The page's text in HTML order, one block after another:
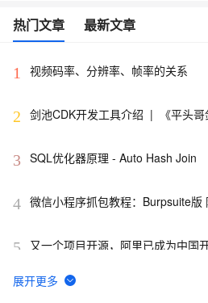
热门文章 最新文章
1 视频码率、分辨率、帧率的关系
2 剑池CDK开发工具介绍  |  《平头
3 SQL优化器原理 - Auto Hash Join
4 微信小程序抓包教程：Burpsuite版
5 又一个项目开源，阿里已成为中国
6 tailwindcss使用教程